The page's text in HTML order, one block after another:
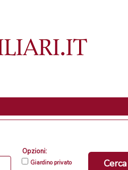
Opzioni:
Giardino privato
Cerca